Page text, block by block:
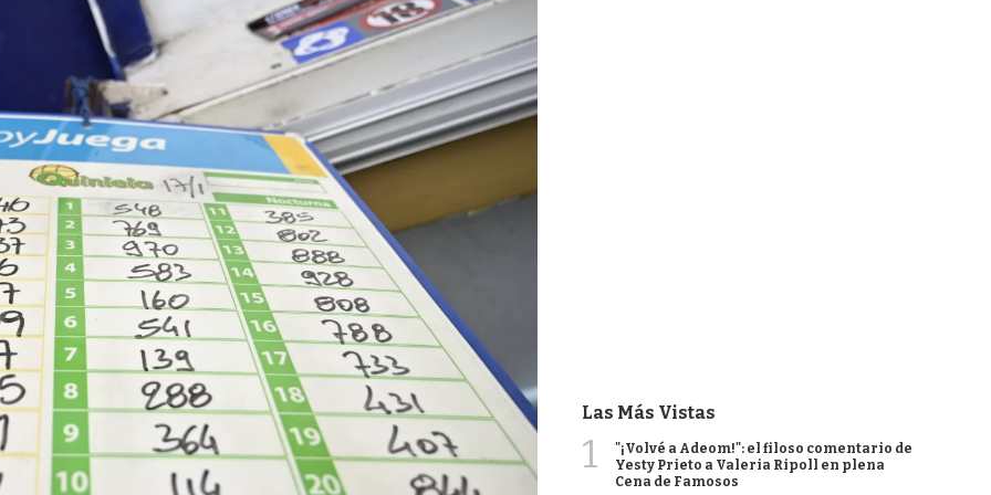
Las Más Vistas
1
"¡Volvé a Adeom!": el filoso comentario de
Yesty Prieto a Valeria Ripoll en plena
Cena de Famosos